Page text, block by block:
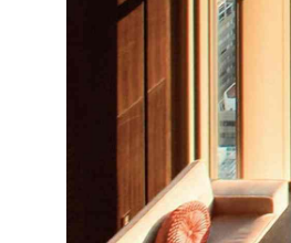
Se fler bilder